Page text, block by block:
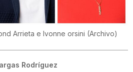
Arrieta e Ivonne orsini (Archivo)
Rodríguez